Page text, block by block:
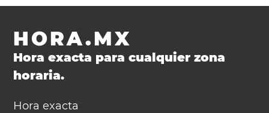
HORA.MX
Hora exacta para cualquier zona
horaria.
Hora exacta